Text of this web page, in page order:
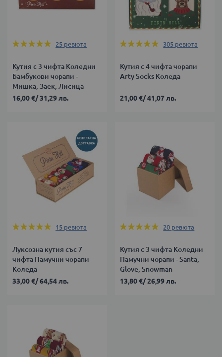
Оценка:
25 ревюта
Кутия с 3 чифта Коледни
Бамбукови чорапи -
Мишка, Заек, Лисица
16,00 €/31,29 лв.
Оценка:
305 ревюта
Кутия с 4 чифта чорапи
Arty Socks Коледа
21,00 €/41,07 лв.
Оценка:
15 ревюта
Луксозна кутия със 7
чифта Памучни чорапи
Коледа
33,00 €/64,54 лв.
Оценка:
20 ревюта
Кутия с 3 чифта Коледни
Памучни чорапи - Santa,
Glove, Snowman
13,80 €/26,99 лв.